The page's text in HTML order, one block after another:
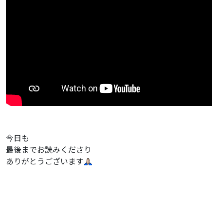
今日も
最後までお読みくださり
ありがとうございます